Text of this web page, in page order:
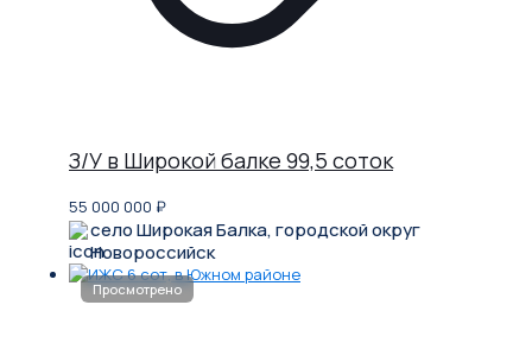
З/У в Широкой балке 99,5 соток
55 000 000 ₽
село Широкая Балка, городской округ
Новороссийск